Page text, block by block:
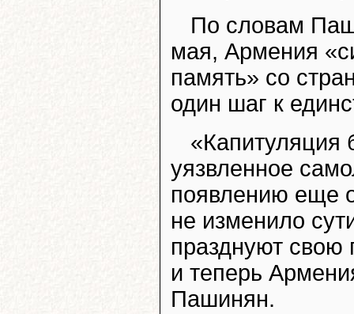
По словам
мая, Армения
память» со
один шаг к
«Капитуляция
уязвленное
появлению еще
не изменило
празднуют
и теперь
Пашинян.